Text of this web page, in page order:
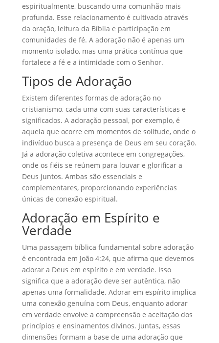
espiritualmente, buscando uma comunhão mais
profunda. Esse relacionamento é cultivado através
da oração, leitura da Bíblia e participação em
comunidades de fé. A adoração não é apenas um
momento isolado, mas uma prática contínua que
fortalece a fé e a intimidade com o Senhor.
Tipos de Adoração
Existem diferentes formas de adoração no
cristianismo, cada uma com suas características e
significados. A adoração pessoal, por exemplo, é
aquela que ocorre em momentos de solitude, onde o
indivíduo busca a presença de Deus em seu coração.
Já a adoração coletiva acontece em congregações,
onde os fiéis se reúnem para louvar e glorificar a
Deus juntos. Ambas são essenciais e
complementares, proporcionando experiências
únicas de conexão espiritual.
Adoração em Espírito e
Verdade
Uma passagem bíblica fundamental sobre adoração
é encontrada em João 4:24, que afirma que devemos
adorar a Deus em espírito e em verdade. Isso
significa que a adoração deve ser autêntica, não
apenas uma formalidade. Adorar em espírito implica
uma conexão genuína com Deus, enquanto adorar
em verdade envolve a compreensão e aceitação dos
princípios e ensinamentos divinos. Juntas, essas
dimensões formam a base de uma adoração que